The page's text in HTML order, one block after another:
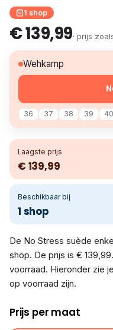
1 shop
€ 139,99· prijs
Wehkamp
36 37 38 39 40
Laagste prijs
€ 139,99
Beschikbaar bij
1 shop
De No Stress suède
shop. De prijs is €
voorraad. Hieronder zie
op voorraad zijn.
Prijs per maat